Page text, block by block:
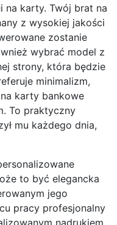
na karty. Twój brat na
z wysokiej jakości
zostanie
wybrać model z
strony, która będzie
minimalizm,
karty bankowe
To praktyczny
mu każdego dnia,
to być elegancka
jego
pracy profesjonalny
nadrukiem,